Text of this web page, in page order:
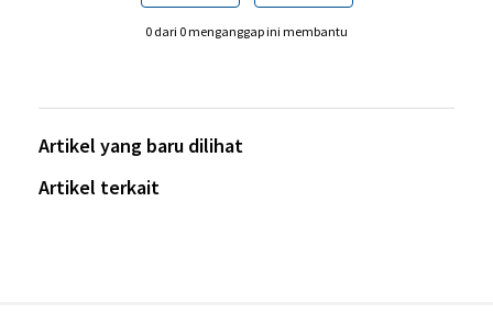
0 dari 0 menganggap ini membantu
Artikel yang baru dilihat
Artikel terkait